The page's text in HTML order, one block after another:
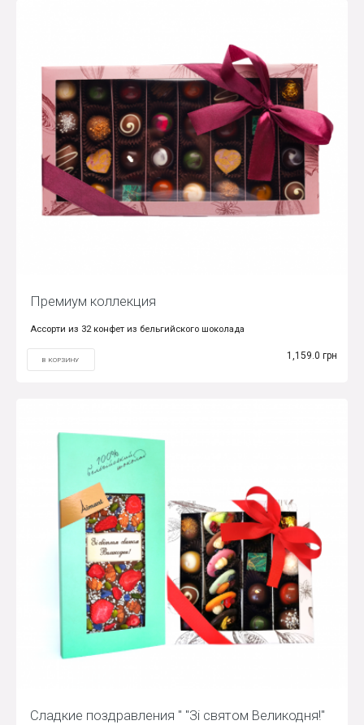
Премиум коллекция
Ассорти из 32 конфет из бельгийского шоколада
В КОРЗИНУ 1,159.0 грн
Сладкие поздравления " "Зі святом Великодня!"